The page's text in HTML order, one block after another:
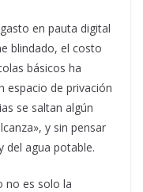
en pauta digital
blindado, el costo
básicos ha
espacio de privación
se saltan algún
y sin pensar
del agua potable.
no es solo la